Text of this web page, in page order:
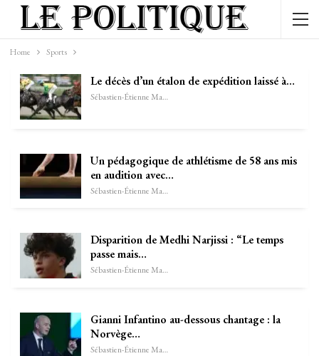
Home Sports
Le décès d’un étalon de expédition laissé à…
Sébastien-Étienne Marechal
Un pédagogique de athlétisme de 58 ans mis
en audition avec…
Sébastien-Étienne Marechal
Disparition de Medhi Narjissi : “Le temps
passe mais…
Sébastien-Étienne Marechal
Gianni Infantino au-dessous chantage : la
Norvège…
Sébastien-Étienne Marechal